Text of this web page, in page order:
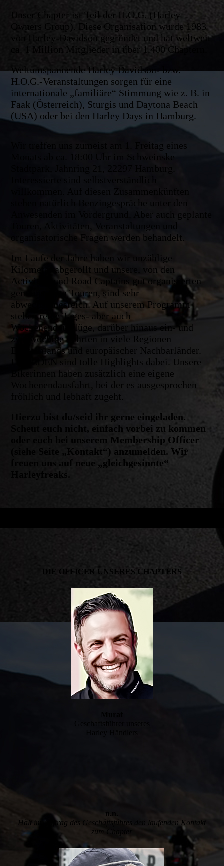
Unser Chapter ist Teil der H.O.G. (Harley
Owners Group). Diese Organisation wurde 1983
von Harley-Davidson gegründet und hat weltweit
ca. 1 Million Mitglieder in über 1.400 Chaptern.
Weltumspannende Harley Davidson- bzw.
H.O.G.-Veranstaltungen sorgen für eine
internationale „familiäre“ Stimmung wie z. B. in
Faak (Österreich), Sturgis und Daytona Beach
(USA) oder bei den Harley Days in Hamburg.
Wir treffen uns zumeist am 1. Freitag eines
Monats ab ca. 18:00 Uhr im Schweinske
Stadtpark, Jahnring 21, 22297 Hamburg.
stehen natürlich Benzingespräche unter den
organisatorische Fragen werden behandelt.
Im Laufe der Jahre haben wir unzählige
Kilometer abgerollt und unsere, von den
Activities und Road Captains gut organisierten
gemeinsamen Touren, sind sehr
abwechslungsreich. Auf unserem Programm
stehen reine Tages- aber auch
Wochenendausflüge, darüber hinaus ein- und
zweiwöchige Fahrten in viele Regionen
Deutschlands und europäischer Nachbarländer.
Für JEDEN sind tolle Highlights dabei. Unsere
Bikerinnen haben zusätzlich eine eigene
Wochenendausfahrt, bei der es ausgesprochen
fröhlich und lebhaft zugeht.
Hierzu bist du/seid ihr gerne eingeladen.
Scheut euch nicht, einfach vorbei zu kommen
oder euch bei unserem Membership Officer
(siehe Seite „Kontakt“) anzumelden. Wir
freuen uns auf neue „gleichgesinnte“
Harleyfreaks.
DIE OFFICER UNSERES CHAPTERS
n.n.
Hält im Auftrag des Geschäftsführes den laufenden Kontakt
zum Chapter